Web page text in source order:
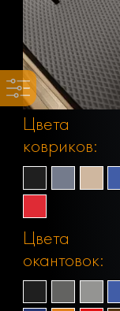
Цвета
ковриков:
Цвета
окантовок: